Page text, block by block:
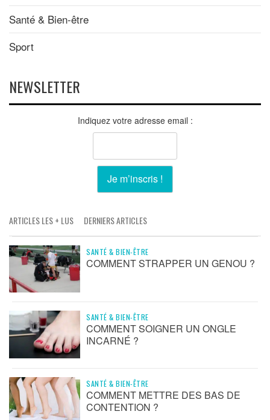
Santé & Bien-être
Sport
NEWSLETTER
Indiquez votre adresse email :
ARTICLES LES + LUS DERNIERS ARTICLES
SANTÉ & BIEN-ÊTRE
COMMENT STRAPPER UN GENOU ?
SANTÉ & BIEN-ÊTRE
COMMENT SOIGNER UN ONGLE
INCARNÉ ?
SANTÉ & BIEN-ÊTRE
COMMENT METTRE DES BAS DE
CONTENTION ?